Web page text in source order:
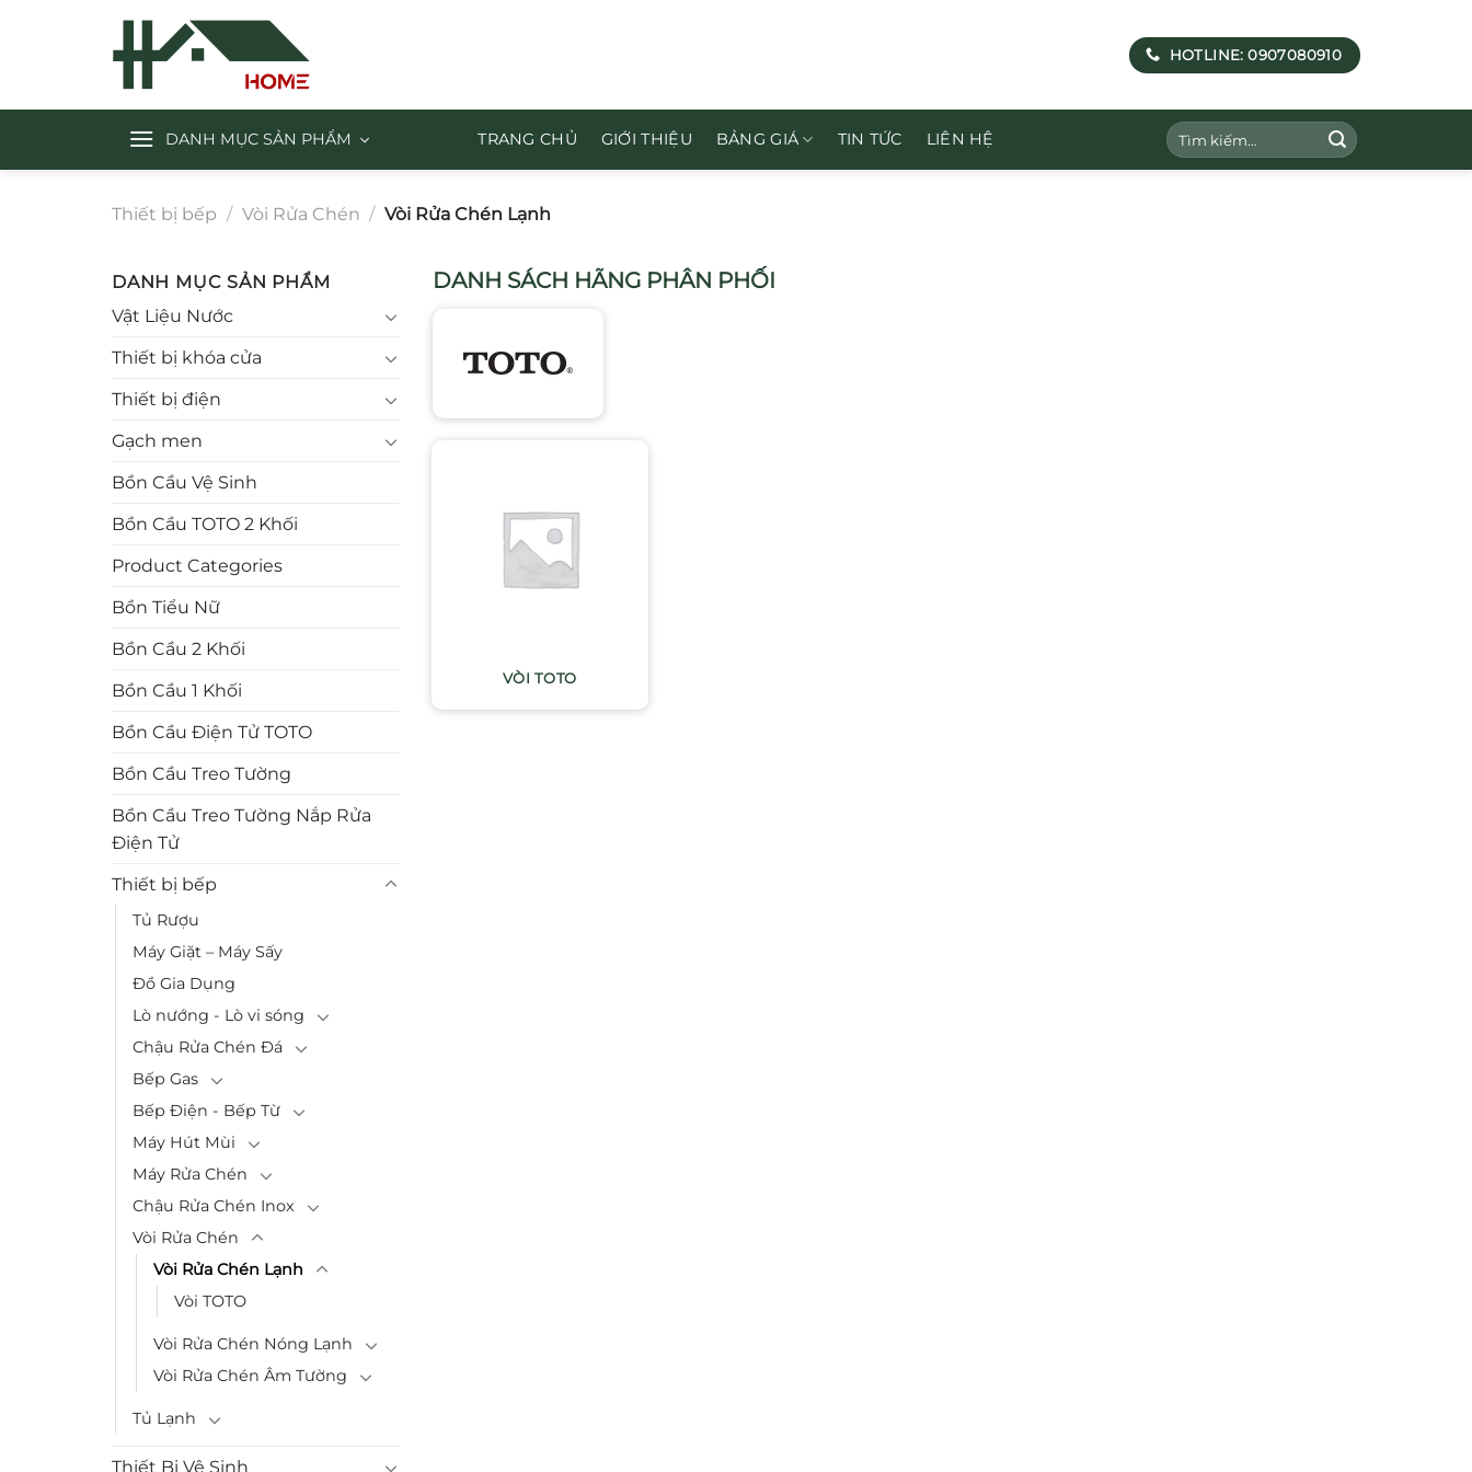
HOTLINE: 0907080910
DANH MỤC SẢN PHẨM TRANG CHỦ GIỚI THIỆU BẢNG GIÁ TIN TỨC LIÊN HỆ
Tìm
kiếm:
Thiết bị bếp / Vòi Rửa Chén / Vòi Rửa Chén Lạnh
DANH MỤC SẢN PHẨM
Vật Liệu Nước
Thiết bị khóa cửa
Thiết bị điện
Gạch men
Bồn Cầu Vệ Sinh
Bồn Cầu TOTO 2 Khối
Product Categories
Bồn Tiểu Nữ
Bồn Cầu 2 Khối
Bồn Cầu 1 Khối
Bồn Cầu Điện Tử TOTO
Bồn Cầu Treo Tường
Bồn Cầu Treo Tường Nắp Rửa
Điện Tử
Thiết bị bếp
Tủ Rượu
Máy Giặt – Máy Sấy
Đồ Gia Dụng
Lò nướng - Lò vi sóng
Chậu Rửa Chén Đá
Bếp Gas
Bếp Điện - Bếp Từ
Máy Hút Mùi
Máy Rửa Chén
Chậu Rửa Chén Inox
Vòi Rửa Chén
Vòi Rửa Chén Lạnh
Vòi TOTO
Vòi Rửa Chén Nóng Lạnh
Vòi Rửa Chén Âm Tường
Tủ Lạnh
Thiết Bị Vệ Sinh
DANH SÁCH HÃNG PHÂN PHỐI
VÒI TOTO